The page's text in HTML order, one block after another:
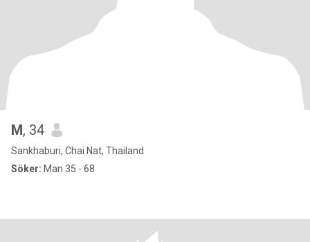
M, 34
Sankhaburi, Chai Nat, Thailand
Söker: Man 35 - 68